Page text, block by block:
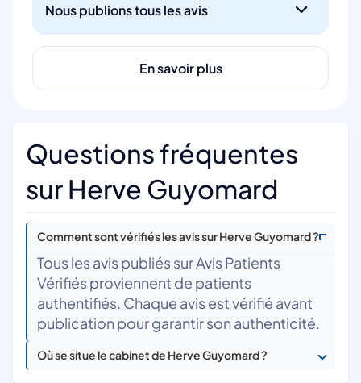
Nous publions tous les avis
En savoir plus
Questions fréquentes
sur Herve Guyomard
Comment sont vérifiés les avis sur Herve Guyomard ?
Tous les avis publiés sur Avis Patients
Vérifiés proviennent de patients
authentifiés. Chaque avis est vérifié avant
publication pour garantir son authenticité.
Où se situe le cabinet de Herve Guyomard ?